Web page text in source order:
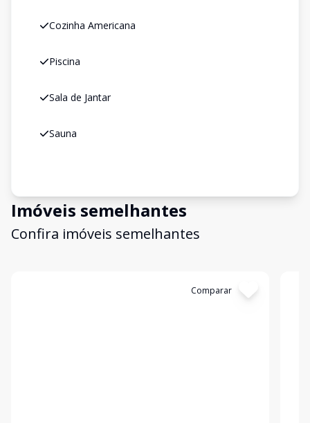
Cozinha Americana
Piscina
Sala de Jantar
Sauna
Imóveis semelhantes
Confira imóveis semelhantes
Comparar